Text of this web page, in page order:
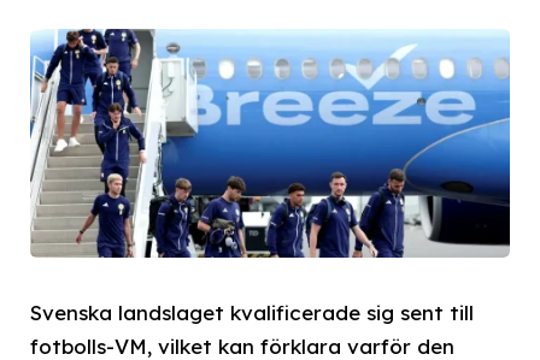
Svenska landslaget kvalificerade sig sent till
fotbolls-VM, vilket kan förklara varför den